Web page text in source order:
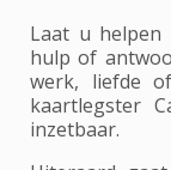
Laat u helpen
hulp of
werk, liefde
kaartlegster
inzetbaar.